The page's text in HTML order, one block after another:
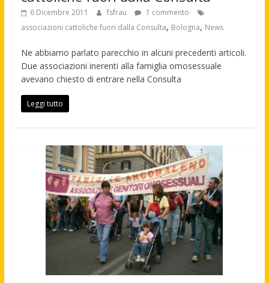
6 Dicembre 2011 fsfrau
1 commento
associazioni cattoliche fuori dalla Consulta, Bologna, News
Ne abbiamo parlato parecchio in alcuni precedenti articoli.
Due associazioni inerenti alla famiglia omosessuale
avevano chiesto di entrare nella Consulta
Leggi tutto